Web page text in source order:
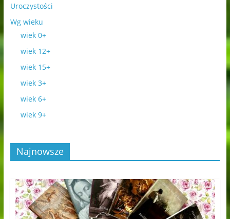
Uroczystości
Wg wieku
wiek 0+
wiek 12+
wiek 15+
wiek 3+
wiek 6+
wiek 9+
Najnowsze